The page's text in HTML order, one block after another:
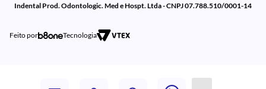
Indental Prod. Odontologic. Med e Hospt. Ltda - CNPJ 07.788.510/0001-14
Feito por Tecnologia